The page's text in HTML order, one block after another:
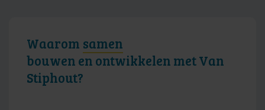
Waarom samen
bouwen en ontwikkelen met Van
Stiphout?